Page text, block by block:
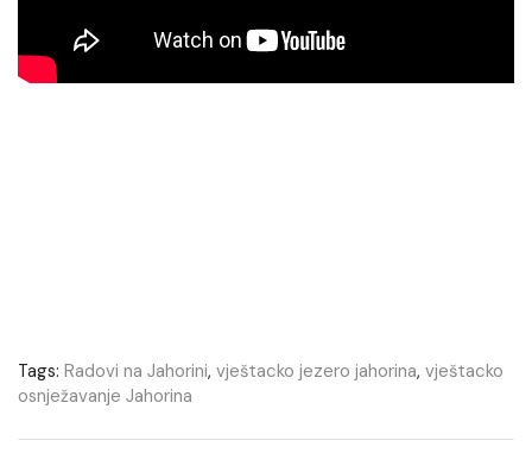
Tags: Radovi na Jahorini, vještacko jezero jahorina, vještacko
osnježavanje Jahorina